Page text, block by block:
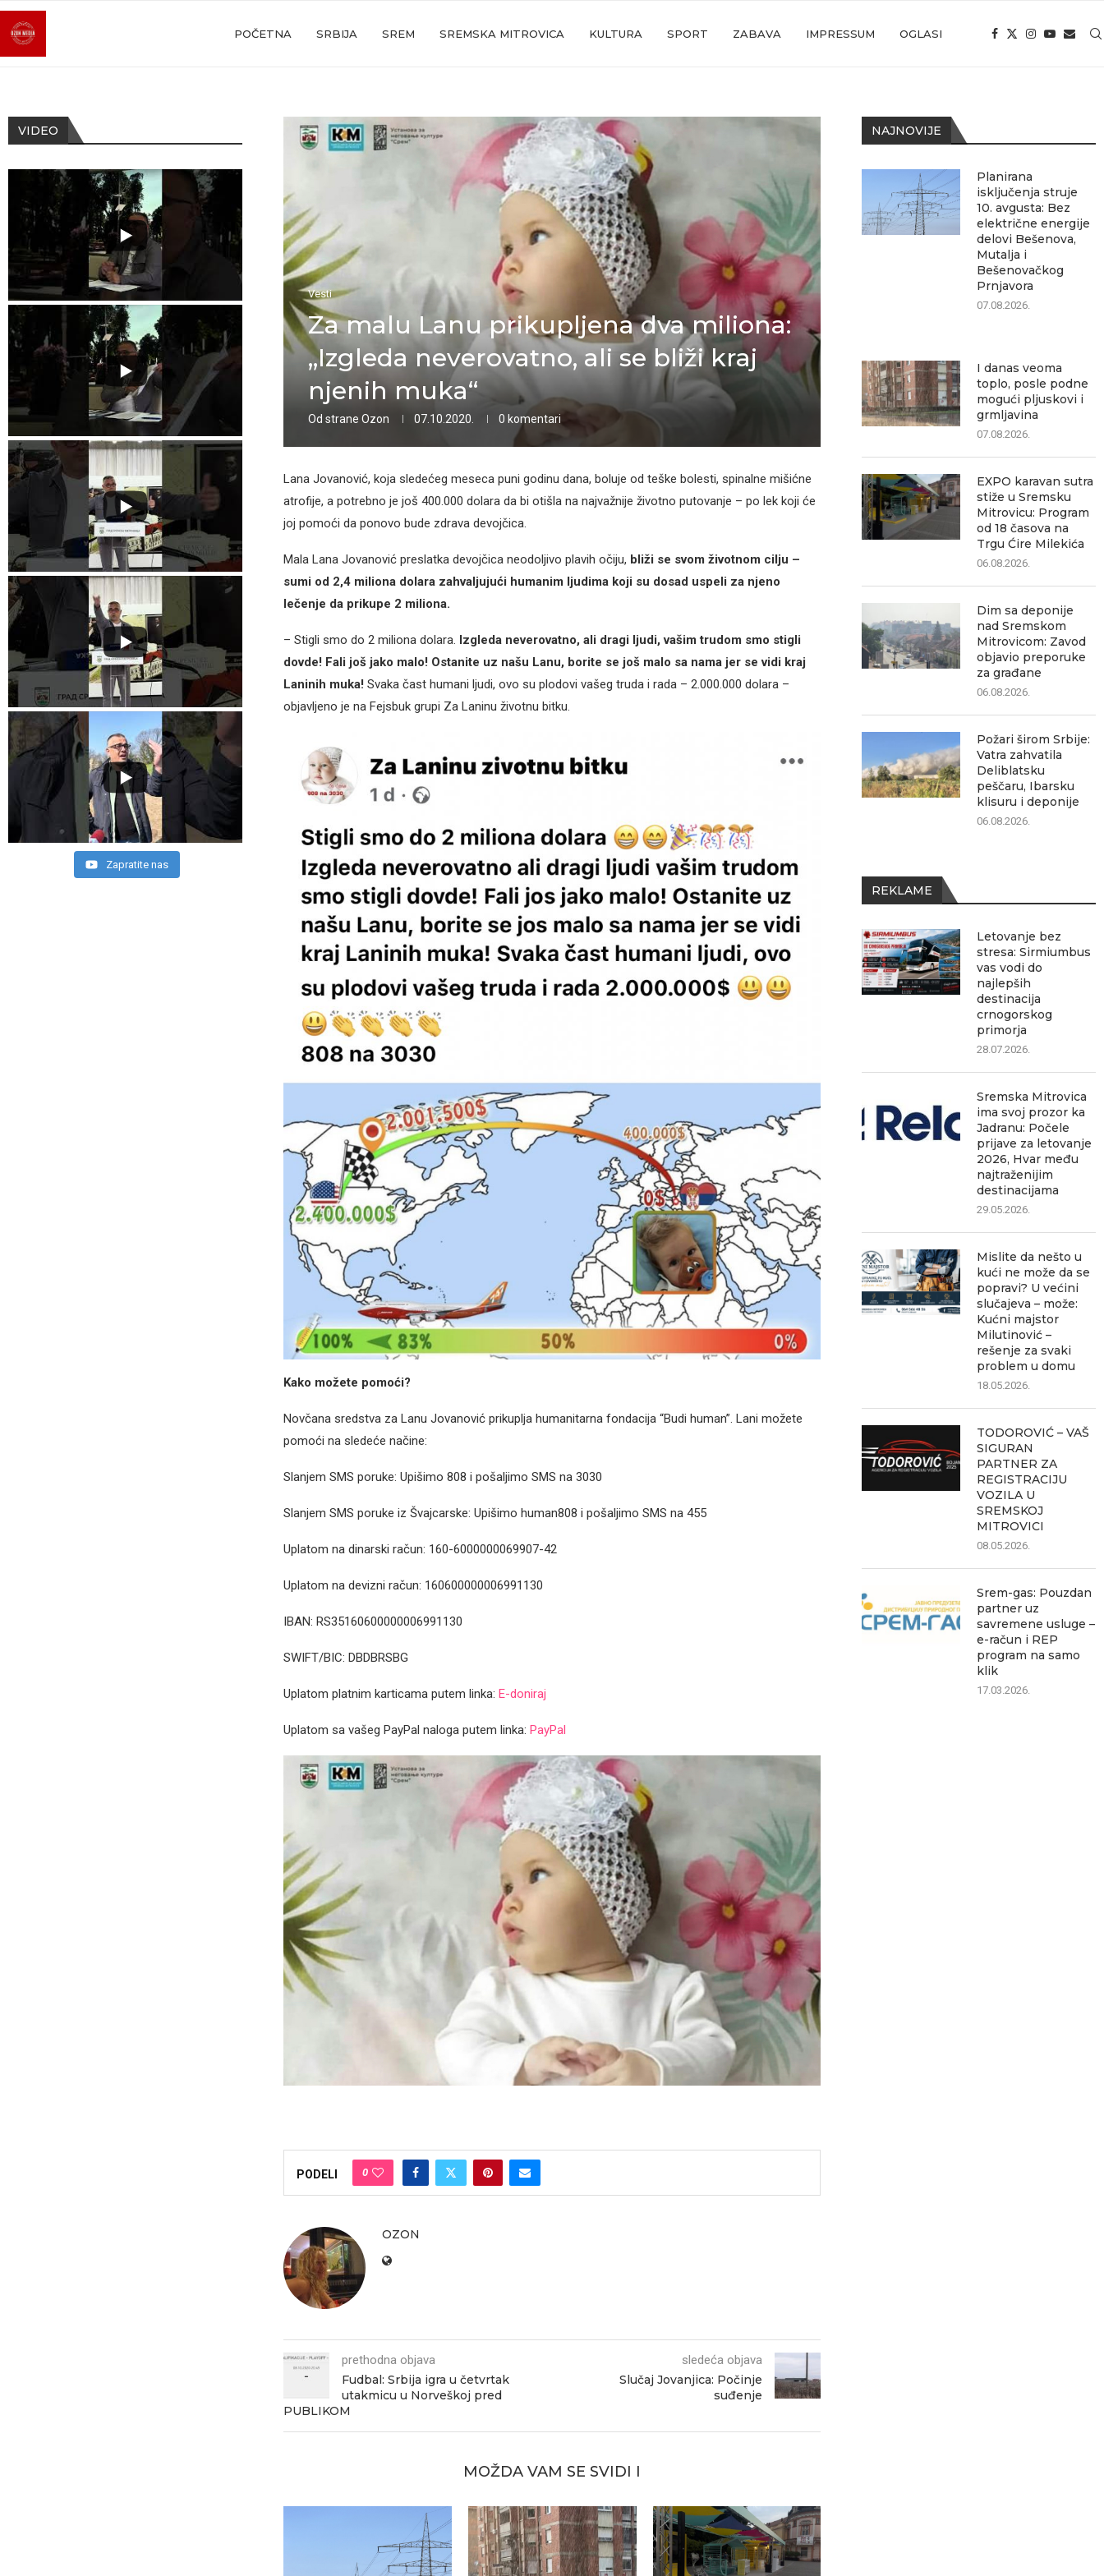
POČETNA SRBIJA SREM SREMSKA MITROVICA KULTURA SPORT ZABAVA IMPRESSUM OGLASI
Vesti
Za malu Lanu prikupljena dva miliona:
„Izgleda neverovatno, ali se bliži kraj
njenih muka“
Od strane Ozon 07.10.2020. 0 komentari
Lana Jovanović, koja sledećeg meseca puni godinu dana, boluje od teške bolesti, spinalne mišićne
atrofije, a potrebno je još 400.000 dolara da bi otišla na najvažnije životno putovanje – po lek koji će
joj pomoći da ponovo bude zdrava devojčica.
Mala Lana Jovanović preslatka devojčica neodoljivo plavih očiju, bliži se svom životnom cilju –
sumi od 2,4 miliona dolara zahvaljujući humanim ljudima koji su dosad uspeli za njeno
lečenje da prikupe 2 miliona.
– Stigli smo do 2 miliona dolara. Izgleda neverovatno, ali dragi ljudi, vašim trudom smo stigli
dovde! Fali još jako malo! Ostanite uz našu Lanu, borite se još malo sa nama jer se vidi kraj
Laninih muka! Svaka čast humani ljudi, ovo su plodovi vašeg truda i rada – 2.000.000 dolara –
objavljeno je na Fejsbuk grupi Za Laninu životnu bitku.
Kako možete pomoći?
Novčana sredstva za Lanu Jovanović prikuplja humanitarna fondacija “Budi human”. Lani možete
pomoći na sledeće načine:
Slanjem SMS poruke: Upišimo 808 i pošaljimo SMS na 3030
Slanjem SMS poruke iz Švajcarske: Upišimo human808 i pošaljimo SMS na 455
Uplatom na dinarski račun: 160-6000000069907-42
Uplatom na devizni račun: 160600000006991130
IBAN: RS35160600000006991130
SWIFT/BIC: DBDBRSBG
Uplatom platnim karticama putem linka: E-doniraj
Uplatom sa vašeg PayPal naloga putem linka: PayPal
PODELI 0
OZON
prethodna objava
Fudbal: Srbija igra u četvrtak
utakmicu u Norveškoj pred
PUBLIKOM
sledeća objava
Slučaj Jovanjica: Počinje
suđenje
MOŽDA VAM SE SVIDI I
NAJNOVIJE
Planirana
isključenja struje
10. avgusta: Bez
električne energije
delovi Bešenova,
Mutalja i
Bešenovačkog
Prnjavora
07.08.2026.
I danas veoma
toplo, posle podne
mogući pljuskovi i
grmljavina
07.08.2026.
EXPO karavan sutra
stiže u Sremsku
Mitrovicu: Program
od 18 časova na
Trgu Ćire Milekića
06.08.2026.
Dim sa deponije
nad Sremskom
Mitrovicom: Zavod
objavio preporuke
za građane
06.08.2026.
Požari širom Srbije:
Vatra zahvatila
Deliblatsku
peščaru, Ibarsku
klisuru i deponije
06.08.2026.
REKLAME
Letovanje bez
stresa: Sirmiumbus
vas vodi do
najlepših
destinacija
crnogorskog
primorja
28.07.2026.
Sremska Mitrovica
ima svoj prozor ka
Jadranu: Počele
prijave za letovanje
2026, Hvar među
najtraženijim
destinacijama
29.05.2026.
Mislite da nešto u
kući ne može da se
popravi? U većini
slučajeva – može:
Kućni majstor
Milutinović –
rešenje za svaki
problem u domu
18.05.2026.
TODOROVIĆ – VAŠ
SIGURAN
PARTNER ZA
REGISTRACIJU
VOZILA U
SREMSKOJ
MITROVICI
08.05.2026.
Srem-gas: Pouzdan
partner uz
savremene usluge –
e-račun i REP
program na samo
klik
17.03.2026.
VIDEO
Zapratite nas